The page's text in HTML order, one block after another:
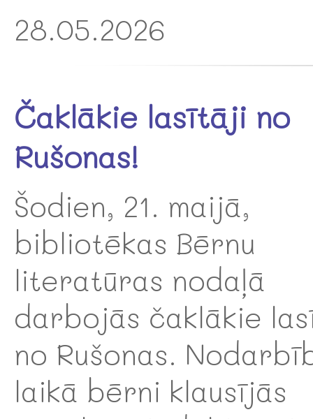
28.05.2026
Čaklākie lasītāji no
Rušonas!
Šodien, 21. maijā,
bibliotēkas Bērnu
literatūras nodaļā
darbojās čaklākie
no Rušonas.
laikā bērni klausījās